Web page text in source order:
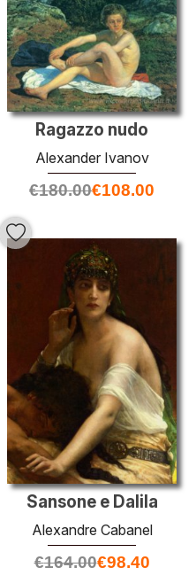
Ragazzo nudo
Alexander Ivanov
€180.00€108.00
Sansone e Dalila
Alexandre Cabanel
€164.00€98.40